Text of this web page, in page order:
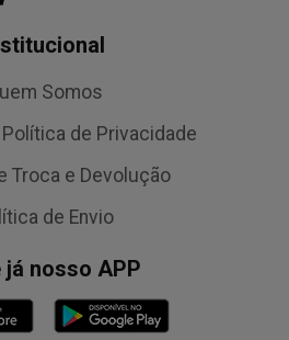
Somos
de Privacidade
Troca e Devolução
de Envio
já nosso APP